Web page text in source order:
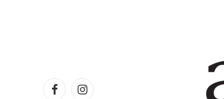
FacebookInstagram